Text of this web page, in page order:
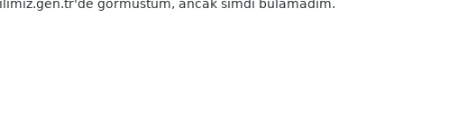
gormustum, ancak simdi bulamadim.